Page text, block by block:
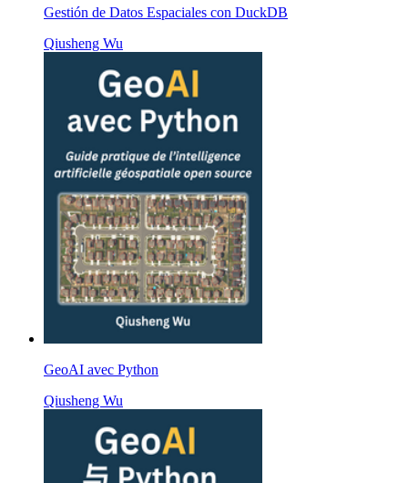
Gestión de Datos Espaciales con DuckDB
Qiusheng Wu
GeoAI avec Python
Qiusheng Wu